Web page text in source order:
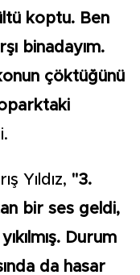
koptu. Ben
binadayım.
çöktüğünü
Yıldız, "3.
bir ses geldi,
Durum
da hasar